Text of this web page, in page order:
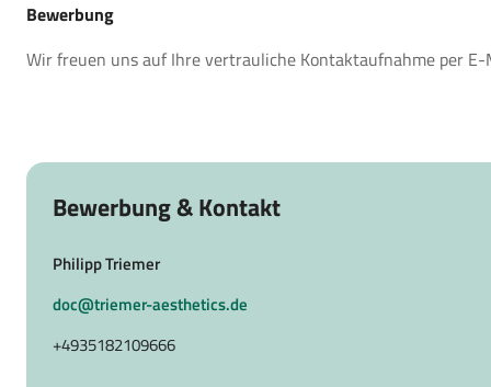
Bewerbung
Wir freuen uns auf Ihre vertrauliche Kontaktaufnahme per E-
Bewerbung & Kontakt
Philipp Triemer
doc@triemer-aesthetics.de
+4935182109666